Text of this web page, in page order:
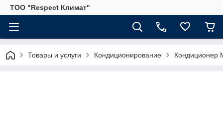
ТОО "Respect Климат"
Товары и услуги Кондиционирование Кондиционер